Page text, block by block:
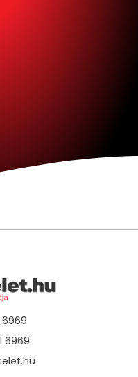
6969
6969